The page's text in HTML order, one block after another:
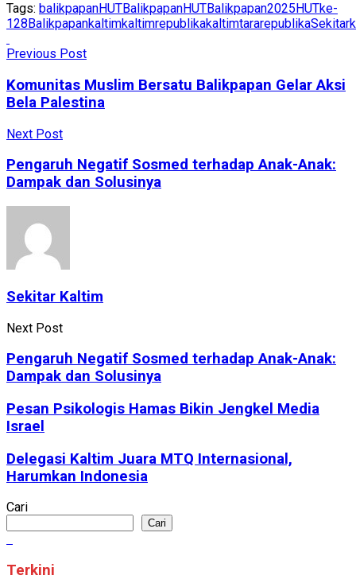
Tags: balikpapanHUTBalikpapanHUTBalikpapan2025 HUTke-
128Balikpapankaltimkaltimrepublikakaltimtararepublika
Previous Post
Komunitas Muslim Bersatu Balikpapan Gelar Aksi
Bela Palestina
Next Post
Pengaruh Negatif Sosmed terhadap Anak-Anak:
Dampak dan Solusinya
Sekitar Kaltim
Next Post
Pengaruh Negatif Sosmed terhadap Anak-Anak:
Dampak dan Solusinya
Pesan Psikologis Hamas Bikin Jengkel Media
Israel
Delegasi Kaltim Juara MTQ Internasional,
Harumkan Indonesia
Cari
Cari
Terkini